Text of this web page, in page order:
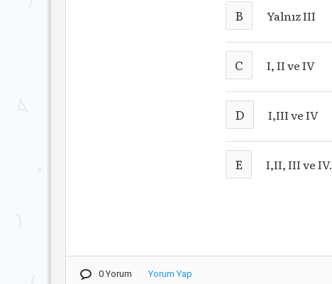
B Yalnız III
C I, II ve IV
D I,III ve IV
E I,II, III ve IV.
0 Yorum Yorum Yap